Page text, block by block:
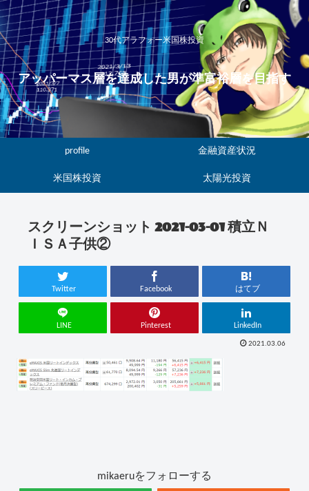
30代アラフォー米国株投資
アッパーマス層を達成した男が準富裕層を目指す
profile 金融資産状況
米国株投資 太陽光投資
スクリーンショット 2021-03-01 積立Ｎ
ＩＳＡ子供②
Twitter Facebook はてブ
LINE Pinterest LinkedIn
2021.03.06
mikaeruをフォローする